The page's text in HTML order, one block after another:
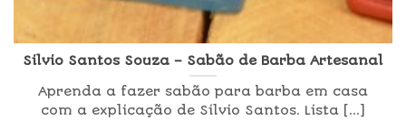
Silvio Santos Souza – Sabão de Barba Artesanal
Aprenda a fazer sabão para barba em casa
com a explicação de Silvio Santos. Lista [...]